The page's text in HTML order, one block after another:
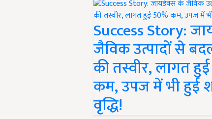
Success Story:
जैविक उत्पादों से
की तस्वीर, लागत
कम, उपज में भी हुई
वृद्धि!